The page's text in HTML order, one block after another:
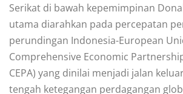
Serikat di bawah kepemimpinan
utama diarahkan pada percepatan
perundingan Indonesia-European
Comprehensive Economic
CEPA) yang dinilai menjadi jalan
tengah ketegangan perdagangan